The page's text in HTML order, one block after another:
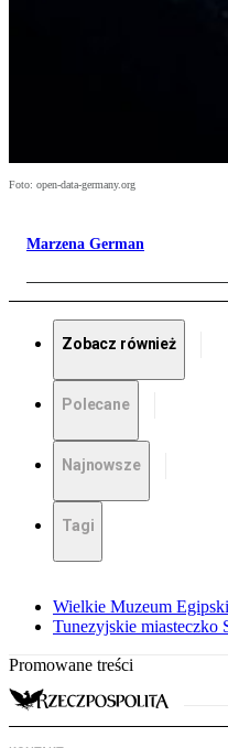
Foto: open-data-germany.org
Marzena German
Zobacz również
Polecane
Najnowsze
Tagi
Wielkie Muzeum
Tunezyjskie
Promowane treści